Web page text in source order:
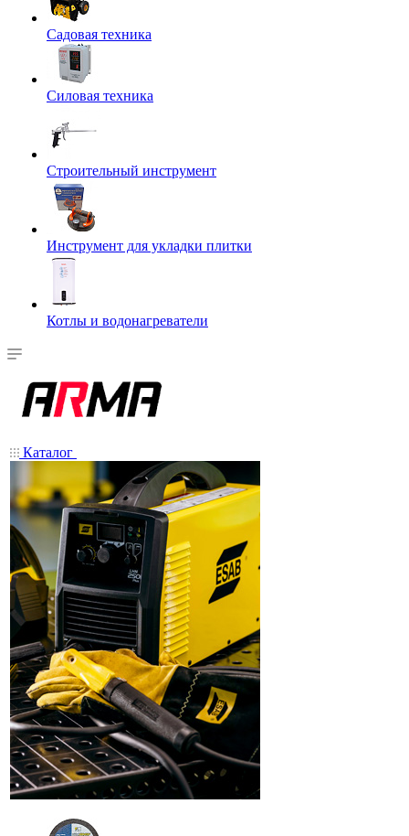
Садовая техника
Силовая техника
Строительный инструмент
Инструмент для укладки плитки
Котлы и водонагреватели
Каталог